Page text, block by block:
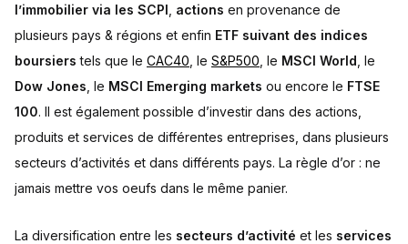
l’immobilier via les SCPI actions en provenance de
plusieurs pays & régions et enfin ETF suivant des indices
boursiers tels que le CAC40 , le S&P500 , le MSCI World , le
Dow Jones , le MSCI Emerging markets ou encore le FTSE
100. Il est également possible d’investir dans des actions,
produits et services de différentes entreprises, dans plusieurs
secteurs d’activités et dans différents pays. La règle d’or : ne
jamais mettre vos oeufs dans le même panier.
La diversification entre les secteurs d’activité et les services